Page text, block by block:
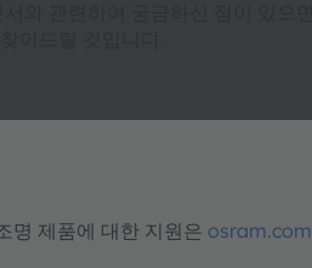
명 제품에 대한 지원은 osram.com